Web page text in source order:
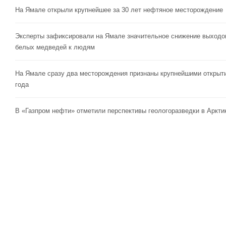
На Ямале открыли крупнейшее за 30 лет нефтяное месторождение
Эксперты зафиксировали на Ямале значительное снижение
белых медведей к людям
На Ямале сразу два месторождения признаны крупнейшими
года
В «Газпром нефти» отметили перспективы геологоразведки в